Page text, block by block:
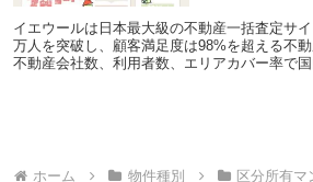
イエウールは日本最大級の不動産一括査定サ
万人を突破し、顧客満足度は98%を超える不
不動産会社数、利用者数、エリアカバー率で
ホーム 物件種別 区分所有マ